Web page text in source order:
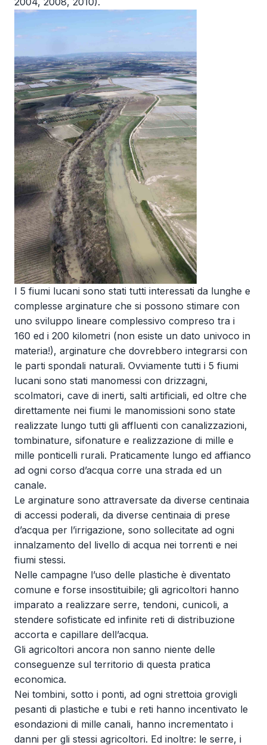
I 5 fiumi lucani sono stati tutti interessati da lunghe e
complesse arginature che si possono stimare con
uno sviluppo lineare complessivo compreso tra i
160 ed i 200 kilometri (non esiste un dato univoco in
materia!), arginature che dovrebbero integrarsi con
le parti spondali naturali. Ovviamente tutti i 5 fiumi
lucani sono stati manomessi con drizzagni,
scolmatori, cave di inerti, salti artificiali, ed oltre che
direttamente nei fiumi le manomissioni sono state
realizzate lungo tutti gli affluenti con canalizzazioni,
tombinature, sifonature e realizzazione di mille e
mille ponticelli rurali. Praticamente lungo ed affianco
ad ogni corso d’acqua corre una strada ed un
canale.
Le arginature sono attraversate da diverse centinaia
di accessi poderali, da diverse centinaia di prese
d’acqua per l’irrigazione, sono sollecitate ad ogni
innalzamento del livello di acqua nei torrenti e nei
fiumi stessi.
Nelle campagne l’uso delle plastiche è diventato
comune e forse insostituibile; gli agricoltori hanno
imparato a realizzare serre, tendoni, cunicoli, a
stendere sofisticate ed infinite reti di distribuzione
accorta e capillare dell’acqua.
Gli agricoltori ancora non sanno niente delle
conseguenze sul territorio di questa pratica
economica.
Nei tombini, sotto i ponti, ad ogni strettoia grovigli
pesanti di plastiche e tubi e reti hanno incentivato le
esondazioni di mille canali, hanno incrementato i
danni per gli stessi agricoltori. Ed inoltre: le serre, i